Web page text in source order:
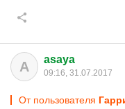
A asaya
09:16, 31.07.2017
От пользователя